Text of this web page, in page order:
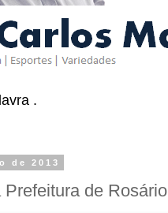
.
de 2013
de Rosário